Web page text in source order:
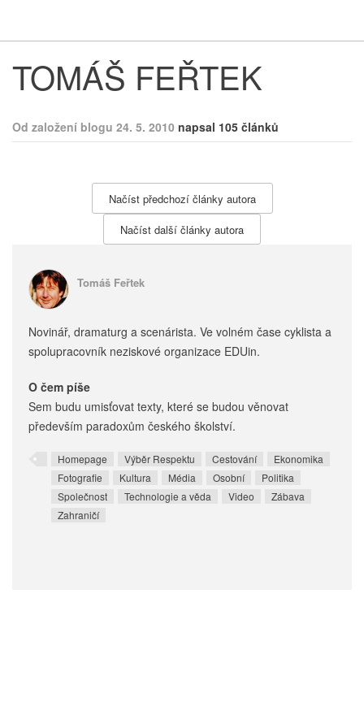
TOMÁŠ FEŘTEK
Od založení blogu 24. 5. 2010 napsal 105 článků
Načíst předchozí články autora
Načíst další články autora
Tomáš Feřtek
Novinář, dramaturg a scenárista. Ve volném čase cyklista a
spolupracovník neziskové organizace EDUin.
O čem píše
Sem budu umisťovat texty, které se budou věnovat
především paradoxům českého školství.
Homepage Výběr Respektu Cestování
Ekonomika
Fotografie
Kultura Média Osobní
Politika
Společnost
Technologie a věda Video
Zábava
Zahraničí